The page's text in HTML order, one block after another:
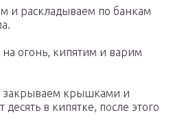
и раскладываем по банкам
огонь, кипятим и варим
закрываем крышками и
в кипятке, после этого